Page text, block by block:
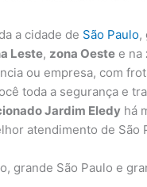
a cidade de São Paulo,
Leste, zona Oeste e na
ou empresa, com
toda a segurança e
Jardim Eledy há
atendimento de São
grande São Paulo e